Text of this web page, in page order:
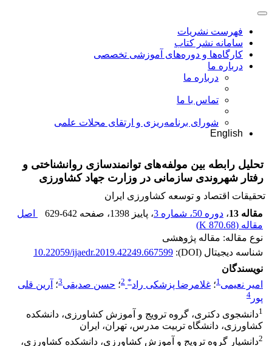
فهرست نشریات
سامانه نشر کتاب
کارگاه‌ها و دوره‌های آموزشی تخصصی
درباره ما
درباره ما
تماس با ما
شورای برنامه‌ریزی و ارتقای مجلات علمی
English
تحلیل رابطه بین مولفه‌های توانمندسازی روانشناختی و
رفتار شهروندی سازمانی در وزارت جهاد کشاورزی
تحقیقات اقتصاد و توسعه کشاورزی ایران
مقاله 13
، دوره 50، شماره 3 ، پاییز 1398 ، صفحه 629-642
اصل
مقاله (870.68 K
)
نوع مقاله: مقاله پژوهشی
شناسه دیجیتال (DOI):
10.22059/ijaedr.2019.42249.667599
نویسندگان
امیر نعیمی1؛ غلامرضا پزشکی راد*
2؛ حسن صدیقی3؛ آرین قلی
پور 4
1دانشجوی دکتری، گروه ترویج و آموزش کشاورزی، دانشکده
کشاورزی، دانشگاه تربیت مدرس، تهران، ایران
2دانشیار گروه ترویج و آموزش کشاورزی، دانشکده کشاورزی،